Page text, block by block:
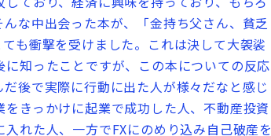
な中出会った本が、「金持ち父さん、貧乏
も衝撃を受けました。これは決して大袈裟
知ったことですが、この本についての反応
後で実際に行動に出た人が様々だなと感じ
きっかけに起業で成功した人、不動産投資
れた人、一方でFXにのめり込み自己破産を